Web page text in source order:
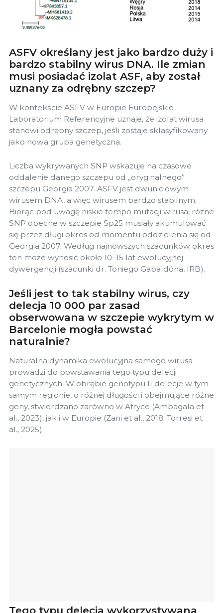
ASFV określany jest jako bardzo duży i
bardzo stabilny wirus DNA. Ile zmian
musi posiadać izolat ASF, aby został
uznany za odrębny szczep?
W kontekście ASFV w Europie Europejskie
Laboratorium Referencyjne uznaje, że izolat wirusa
stanowi odrębny szczep, jeśli zostaje sklasyfikowany
jako nowa grupa genetyczna.
Liczba wykrywanych SNP wskazuje na czasowe
oddalenie danego szczepu od „oryginalnego”
szczepu Georgia 2007. ASFV jest dwuniciowym
wirusem DNA, a więc wirusem bardzo stabilnym.
Biorąc pod uwagę niskie tempo mutacji wirusa, różne
SNP obecne w szczepie Sp25 musiały akumulować
się przez długi okres od momentu oddzielenia się od
Georgia 2007. Według najnowszych szacunków okres
ten może wynosić około 10–15 lat ewolucyjnej
dywergencji (szacunki dr. Toniego Gabaldóna, IRB).
Jeśli jest to tak stabilny wirus, czy
delecja 10 000 par zasad
obserwowana w szczepie wykrytym w
Barcelonie mogła powstać
naturalnie?
Naturalna dynamika ewolucyjna samego wirusa
prowadzi do powstawania tego typu delecji
genetycznych. W obrębie genotypu II delecje w tym
samym regionie, o różnej długości i obejmujące różne
geny, stwierdzano zarówno w Afryce (Ambagala et
al., 2023), jak i w Europie (Zani et al., 2018; Torresi et
al., 2025).
Tego typu delecja wykorzystywana